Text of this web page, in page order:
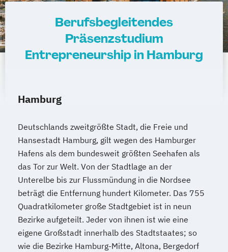
Berufsbegleitendes
Präsenzstudium
Entrepreneurship in Hamburg
Hamburg
Deutschlands zweitgrößte Stadt, die Freie und
Hansestadt Hamburg, gilt wegen des Hamburger
Hafens als dem bundesweit größten Seehafen als
das Tor zur Welt. Von der Stadtlage an der
Unterelbe bis zur Flussmündung in die Nordsee
beträgt die Entfernung hundert Kilometer. Das 755
Quadratkilometer große Stadtgebiet ist in neun
Bezirke aufgeteilt. Jeder von ihnen ist wie eine
eigene Großstadt innerhalb des Stadtstaates; so
wie die Bezirke Hamburg-Mitte, Altona, Bergedorf